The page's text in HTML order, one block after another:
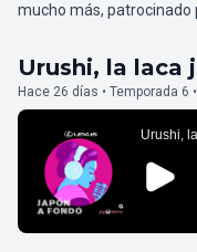
mucho más, patrocinado
Urushi, la laca
Hace 26 días • Temporada 6